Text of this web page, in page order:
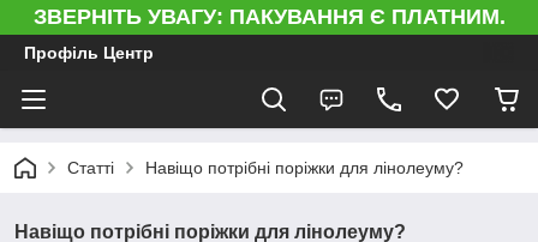
ЗВЕРНІТЬ УВАГУ: ПАКУВАННЯ Є ПЛАТНИМ.
Профіль Центр
Статті Навіщо потрібні поріжки для лінолеуму?
Навіщо потрібні поріжки для лінолеуму?